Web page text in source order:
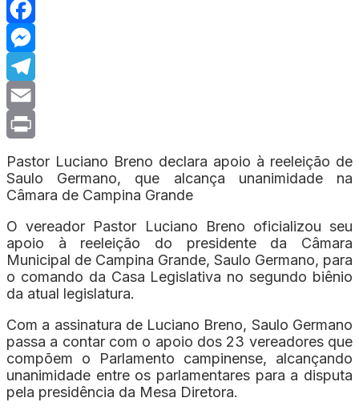
WhatsApp
Facebook
Messenger
Telegram
Email
Print
Pastor Luciano Breno declara apoio à reeleição de
Saulo Germano, que alcança unanimidade na
Câmara de Campina Grande
O vereador Pastor Luciano Breno oficializou seu
apoio à reeleição do presidente da Câmara
Municipal de Campina Grande, Saulo Germano, para
o comando da Casa Legislativa no segundo biênio
da atual legislatura.
Com a assinatura de Luciano Breno, Saulo Germano
passa a contar com o apoio dos 23 vereadores que
compõem o Parlamento campinense, alcançando
unanimidade entre os parlamentares para a disputa
pela presidência da Mesa Diretora.